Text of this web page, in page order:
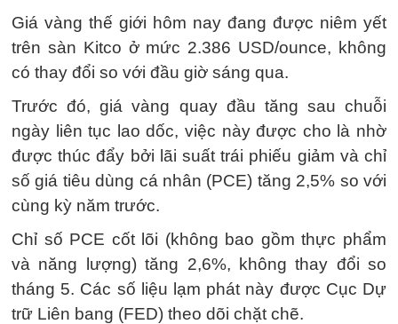
Giá vàng thế giới hôm nay đang được niêm yết
trên sàn Kitco ở mức 2.386 USD/ounce, không
có thay đổi so với đầu giờ sáng qua.
Trước đó, giá vàng quay đầu tăng sau chuỗi
ngày liên tục lao dốc, việc này được cho là nhờ
được thúc đẩy bởi lãi suất trái phiếu giảm và chỉ
số giá tiêu dùng cá nhân (PCE) tăng 2,5% so với
cùng kỳ năm trước.
Chỉ số PCE cốt lõi (không bao gồm thực phẩm
và năng lượng) tăng 2,6%, không thay đổi so
tháng 5. Các số liệu lạm phát này được Cục Dự
trữ Liên bang (FED) theo dõi chặt chẽ.